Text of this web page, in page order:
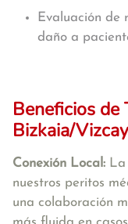
Evaluación de
daño a
Beneficios de
Bizkaia/
Conexión Local:
nuestros peritos
una colaboración